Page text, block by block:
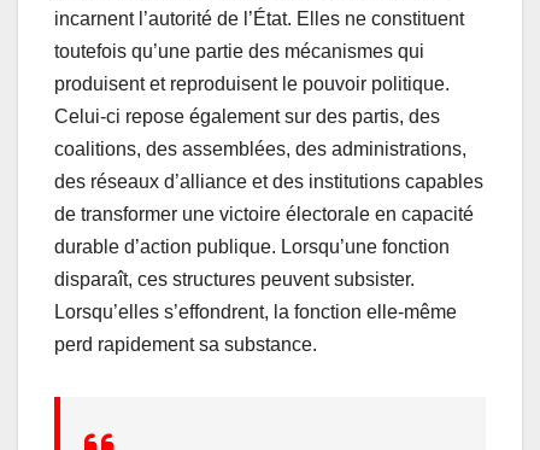
incarnent l’autorité de l’État. Elles ne constituent
toutefois qu’une partie des mécanismes qui
produisent et reproduisent le pouvoir politique.
Celui-ci repose également sur des partis, des
coalitions, des assemblées, des administrations,
des réseaux d’alliance et des institutions capables
de transformer une victoire électorale en capacité
durable d’action publique. Lorsqu’une fonction
disparaît, ces structures peuvent subsister.
Lorsqu’elles s’effondrent, la fonction elle-même
perd rapidement sa substance.